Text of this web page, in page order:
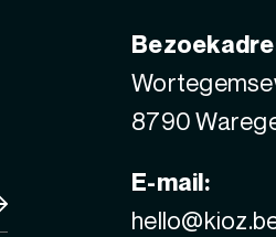
8790
E-mail: